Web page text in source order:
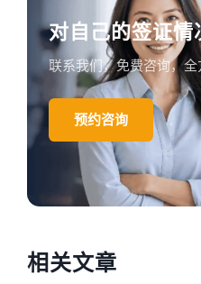
对自己的签证情
联系我们，免费咨询，
预约咨询
相关文章